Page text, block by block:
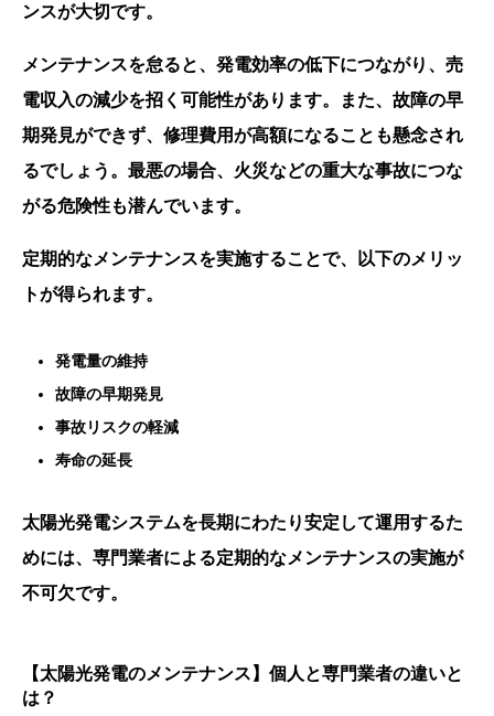
ンスが大切です。
メンテナンスを怠ると、発電効率の低下につながり、売
電収入の減少を招く可能性があります。また、故障の早
期発見ができず、修理費用が高額になることも懸念され
るでしょう。最悪の場合、火災などの重大な事故につな
がる危険性も潜んでいます。
定期的なメンテナンスを実施することで、以下のメリッ
トが得られます。
発電量の維持
故障の早期発見
事故リスクの軽減
寿命の延長
太陽光発電システムを長期にわたり安定して運用するた
めには、専門業者による定期的なメンテナンスの実施が
不可欠です。
【太陽光発電のメンテナンス】個人と専門業者の違いと
は？